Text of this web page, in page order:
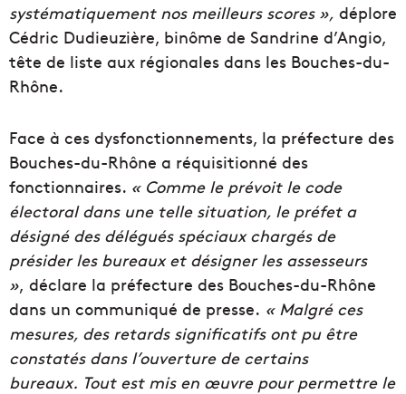
systématiquement nos meilleurs scores », déplore
Cédric Dudieuzière, binôme de Sandrine d’Angio,
tête de liste aux régionales dans les Bouches-du-
Rhône.
Face à ces dysfonctionnements, la préfecture des
Bouches-du-Rhône a réquisitionné des
fonctionnaires. « Comme le prévoit le code
électoral dans une telle situation, le préfet a
désigné des délégués spéciaux chargés de
présider les bureaux et désigner les assesseurs
», déclare la préfecture des Bouches-du-Rhône
dans un communiqué de presse. « Malgré ces
mesures, des retards significatifs ont pu être
constatés dans l’ouverture de certains
bureaux. Tout est mis en œuvre pour permettre le